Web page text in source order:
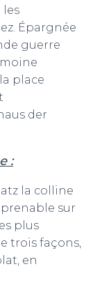
Épargnée
guerre
place
der
:
la colline
sur
plus
trois façons,
en